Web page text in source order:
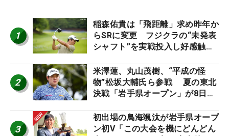
1
稲森佑貴は「飛距離」求め昨年か
らSRに変更 フジクラの“未発表
シャフト”を実戦投入し好感触
ーのヒトネタ！】
2
米澤蓮、丸山茂樹、“平成の怪
物”松坂大輔氏ら参戦 夏の東北
決戦「岩手県オープン」が8日開
3
初出場の鳥海颯汰が岩手県オープ
ン初V「この大会を機にどんどん